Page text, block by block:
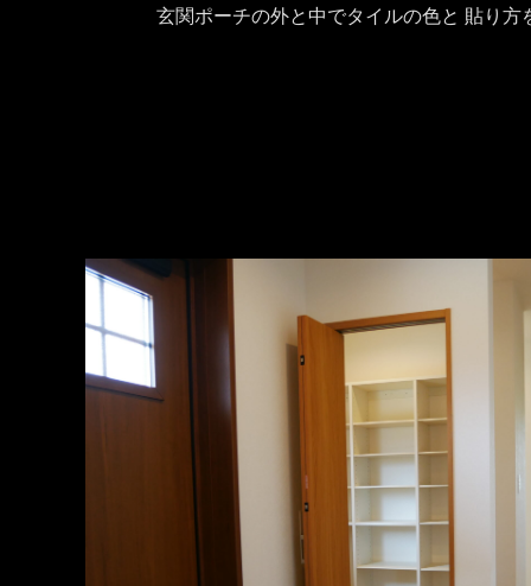
玄関ポーチの外と中でタイルの色と 貼り方